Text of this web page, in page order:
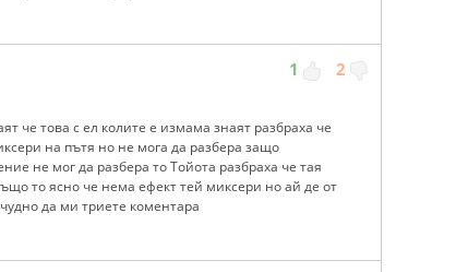
1 2
че това с ел колите е измама знаят разбраха че
на пътя но не мога да разбера защо
не мог да разбера то Тойота разбраха че тая
то ясно че нема ефект тей миксери но ай де от
да ми триете коментара